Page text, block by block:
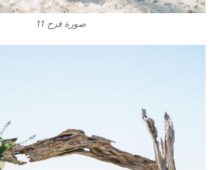
صورة فرح 11